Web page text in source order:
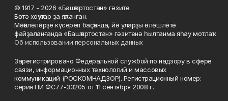
© 1917 - 2026 «Башҡортостан» гәзите.
Бөтә хоҡуҡтар ҙа яҡланған.
Мәҡәләләрҙе күсереп баҫҡанда, йә уларҙы өлөшләтә
файҙаланғанда «Башҡортостан» гәзитенә һылтанма яһау мотлаҡ.
Об использовании персональных данных
Зарегистрировано Федеральной службой по надзору в сфере
связи, информационных технологий и массовых
коммуникаций (РОСКОМНАДЗОР). Регистрационный номер:
серия ПИ ФС77-33205 от 11 сентября 2008 г.